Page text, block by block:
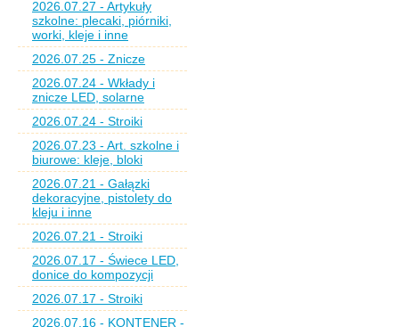
2026.07.27 - Artykuły
szkolne: plecaki, piórniki,
worki, kleje i inne
2026.07.25 - Znicze
2026.07.24 - Wkłady i
znicze LED, solarne
2026.07.24 - Stroiki
2026.07.23 - Art. szkolne i
biurowe: kleje, bloki
2026.07.21 - Gałązki
dekoracyjne, pistolety do
kleju i inne
2026.07.21 - Stroiki
2026.07.17 - Świece LED,
donice do kompozycji
2026.07.17 - Stroiki
2026.07.16 - KONTENER -